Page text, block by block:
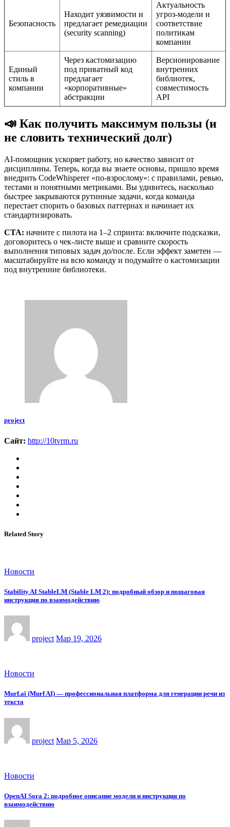
Безопасность
Находит уязвимости и
предлагает ремедиации
(security scanning)
Актуальность
угроз-модели и
соответствие
политикам
компании
Единый
стиль в
компании
Через кастомизацию
под приватный код
предлагает
«корпоративные»
абстракции
Версионирование
внутренних
библиотек,
совместимость
API
📣 Как получить максимум пользы (и
не словить технический долг)
AI-помощник ускоряет работу, но качество зависит от
дисциплины. Теперь, когда вы знаете основы, пришло время
внедрить CodeWhisperer «по-взрослому»: с правилами, ревью,
тестами и понятными метриками. Вы удивитесь, насколько
быстрее закрываются рутинные задачи, когда команда
перестает спорить о базовых паттернах и начинает их
стандартизировать.
CTA: начните с пилота на 1–2 спринта: включите подсказки,
договоритесь о чек-листе выше и сравните скорость
выполнения типовых задач до/после. Если эффект заметен —
масштабируйте на всю команду и подумайте о кастомизации
под внутренние библиотеки.
project
Сайт: http://10tvrm.ru
Related Story
Новости
Stability AI StableLM (Stable LM 2): подробный обзор и пошаговая
инструкция по взаимодействию
project Мар 19, 2026
Новости
Murf.ai (Murf AI) — профессиональная платформа для генерации речи из
текста
project Мар 5, 2026
Новости
OpenAI Sora 2: подробное описание модели и инструкция по
взаимодействию